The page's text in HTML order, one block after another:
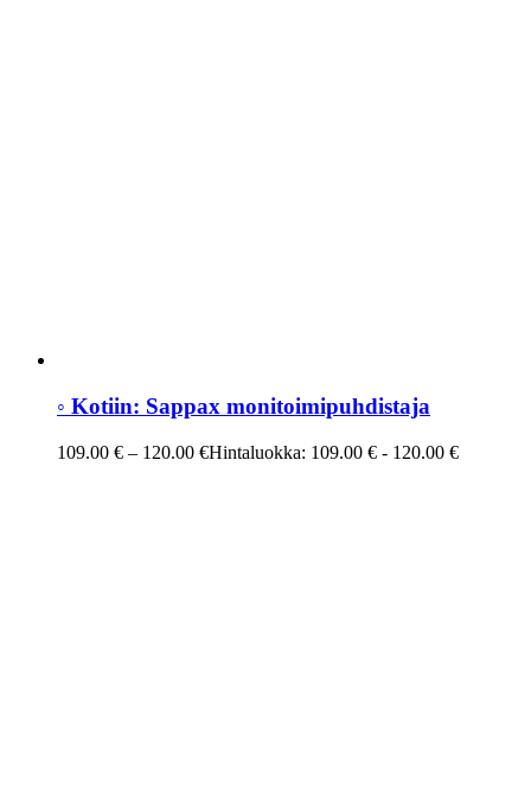
◦ Kotiin: Sappax monitoimipuhdistaja
109.00 € – 120.00 €Hintaluokka: 109.00 € - 120.00 €